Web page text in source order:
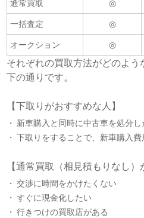
通常買取 ◎
一括査定 ◎
オークション ◎
それぞれの買取方法がどのよ
下の通りです。
【下取りがおすすめな人】
新車購入と同時に中古車を処分し
下取りをすることで、新車購入
【通常買取（相見積もりなし）
交渉に時間をかけたくない
すぐに現金化したい
行きつけの買取店がある